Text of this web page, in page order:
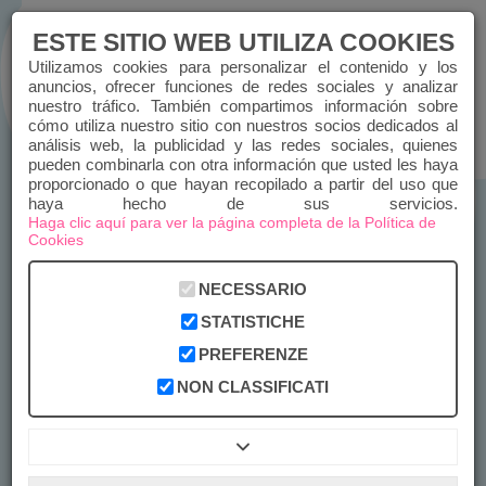
ACCEDER REGISTRARSE
CHIAMACI
ESTE SITIO WEB UTILIZA COOKIES
Utilizamos cookies para personalizar el contenido y los
anuncios, ofrecer funciones de redes sociales y analizar
nuestro tráfico. También compartimos información sobre
cómo utiliza nuestro sitio con nuestros socios dedicados al
análisis web, la publicidad y las redes sociales, quienes
pueden combinarla con otra información que usted les haya
proporcionado o que hayan recopilado a partir del uso que
haya hecho de sus servicios.
Haga clic aquí para ver la página completa de la Política de
Cookies
NECESSARIO
STATISTICHE
PREFERENZE
NON CLASSIFICATI